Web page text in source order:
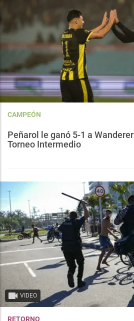
CAMPEÓN
Peñarol le ganó 5-1 a
Torneo Intermedio
VIDEO
RETORNO